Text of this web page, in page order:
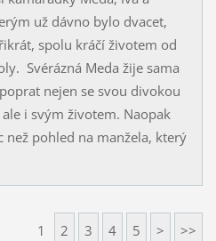
už dávno bylo dvacet,
spolu kráčí životem od
Svérázná Meda žije sama
nejen se svou divokou
i svým životem. Naopak
než pohled na manžela, který
1 2 3 4 5 > >>